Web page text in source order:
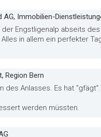
AG, Immobilien-
Engstligenalp abseits
in allem ein perfekter
Region Bern
des Anlasses. Es hat
werden müssten.